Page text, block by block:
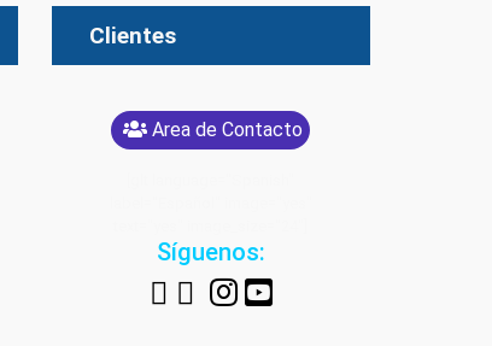
Clientes
Area de Contacto
Síguenos: